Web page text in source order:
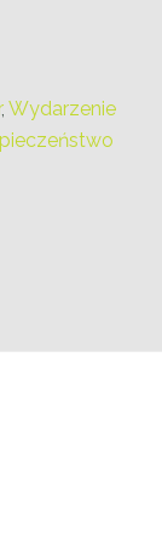
, Wydarzenie